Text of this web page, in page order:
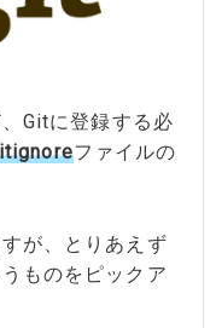
Gitに登録する必
ファイルの
が、とりあえず
ものをピックア